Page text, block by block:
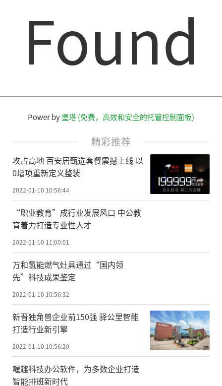
Found
Power by堡塔 (免费，高效和安全的托管控制面板)
精彩推荐
攻占高地 百安居甄选套餐震撼上线 以
0增项重新定义整装
2022-01-10 10:56:44
“职业教育”成行业发展风口 中公教
育着力打造专业性人才
2022-01-10 11:00:01
万和氢能燃气灶具通过“国内领
先”科技成果鉴定
2022-01-10 10:56:32
新晋独角兽企业前150强 驿公里智能
打造行业新引擎
2022-01-10 10:56:20
喔趣科技办公软件，为多数企业打造
智能排班新时代